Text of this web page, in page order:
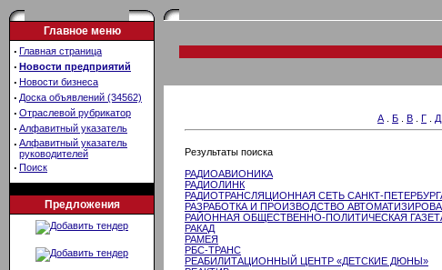
Главное меню
· Главная страница
· Новости предприятий
· Новости бизнеса
· Доска объявлений (34562)
· Отраслевой рубрикатор
· Алфавитный указатель
· Алфавитный указатель
руководителей
· Поиск
Предложения
А
Б В Г Д
Результаты поиска
РАДИОАВИОНИКА
РАДИОЛИНК
РАДИОТРАНСЛЯЦИОННАЯ СЕТЬ САНКТ-
РАЗРАБОТКА И ПРОИЗВОДСТВО
РАЙОННАЯ ОБЩЕСТВЕННО-ПОЛИТИЧЕСКАЯ
РАКАД
РАМЕЯ
РБС-ТРАНС
РЕАБИЛИТАЦИОННЫЙ ЦЕНТР «ДЕТСКИЕ ДЮНЫ»